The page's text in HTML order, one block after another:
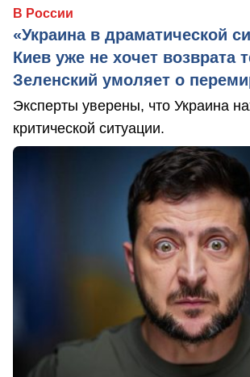
В России
«Украина в драматической
Киев уже не хочет возврата
Зеленский умоляет о
Эксперты уверены, что Украина
критической ситуации.